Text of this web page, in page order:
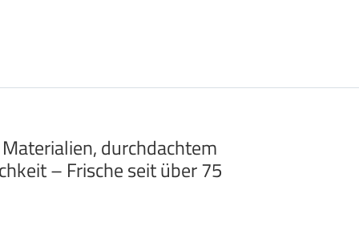
durchdachtem
– Frische seit über 75